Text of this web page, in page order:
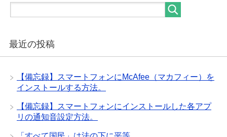
最近の投稿
【備忘録】スマートフォンにMcAfee（マカフィー）を
インストールする方法。
【備忘録】スマートフォンにインストールした各アプ
リの通知音設定方法。